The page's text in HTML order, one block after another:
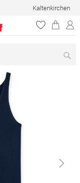
Kaltenkirchen